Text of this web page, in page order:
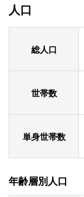
人口
総人口
世帯数
単身世帯数
年齢層別人口